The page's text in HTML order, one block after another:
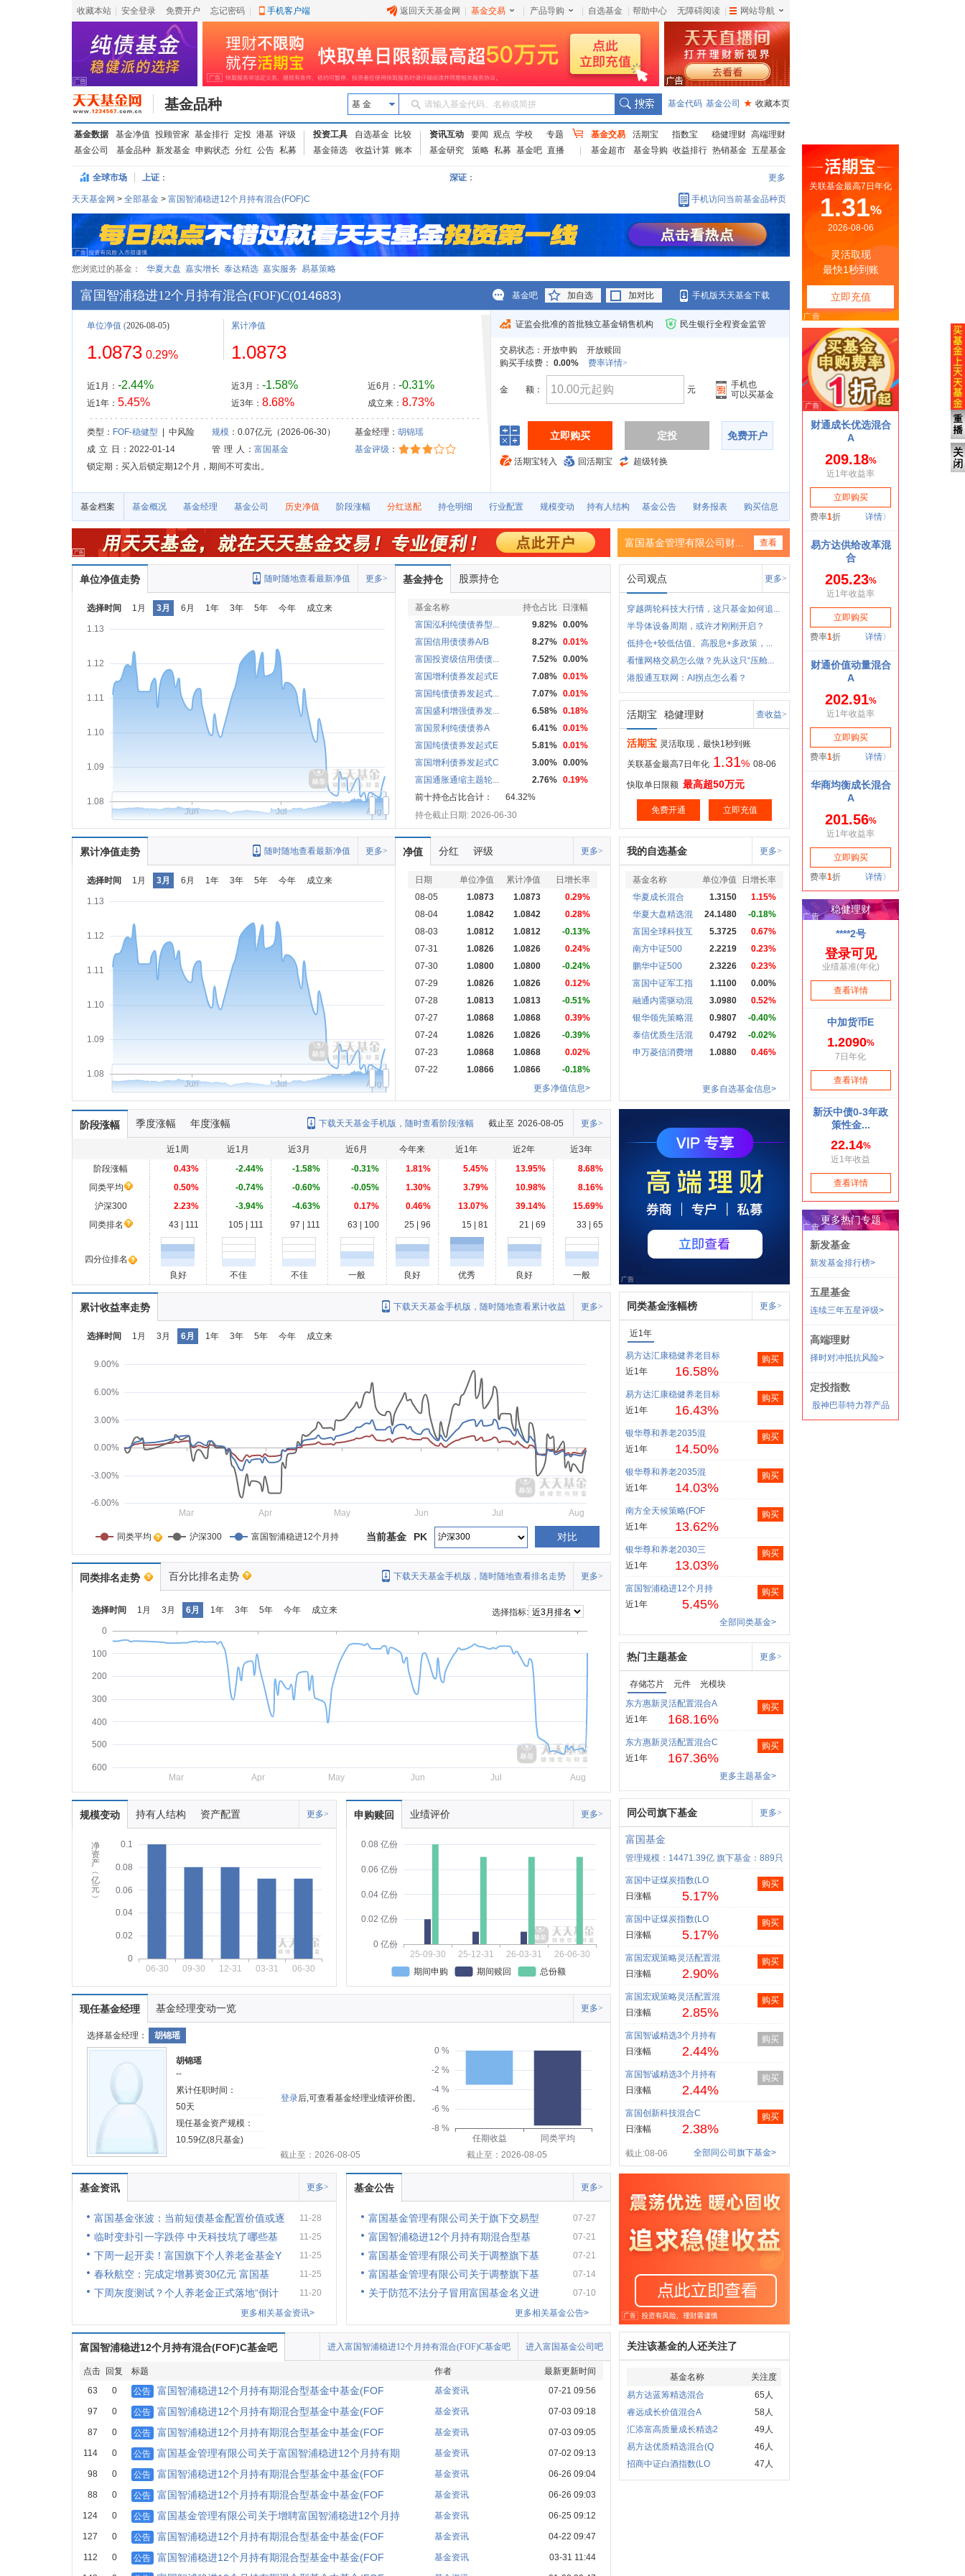
收藏本站 安全登录 免费开户 忘记密码 手机客户端 返回天天基金网 基金交易 产品导购 自选基金 帮助中心 无障碍阅读 网站导航
基金品种 基 金 请输入基金代码、名称或简拼 基金代码 基金公司 ★ 收藏本页
基金数据 基金净值 投顾管家 基金排行 定投 港基 评级
基金公司
基金品种 新发基金 申购状态 分红 公告 私募
投资工具 自选基金
比较
基金筛选
收益计算 账本
资讯互动 要闻 观点 学校
专题
基金研究
策略 私募 基金吧 直播
基金交易 活期宝 指数宝 稳健理财 高端理财
基金超市
基金导购 收益排行 热销基金 五星基金
全球市场 上证： 深证： 更多
天天基金网 > 全部基金 > 富国智浦稳进12个月持有混合(FOF)C 手机访问当前基金品种页
您浏览过的基金： 华夏大盘 嘉实增长 泰达精选 嘉实服务 易基策略
富国智浦稳进12个月持有混合(FOF)C(014683) 基金吧 加自选 加对比 手机版天天基金下载
单位净值 (2026-08-05)
1.0873 0.29%
近1月： -2.44%
近1年： 5.45%
累计净值
1.0873
近3月： -1.58%
近3年： 8.68%
近6月： -0.31%
成立来： 8.73%
类型： FOF-稳健型 | 中风险 规模：0.07亿元（2026-06-30） 基金经理： 胡锦瑶
成 立 日
：2022-01-14 管 理 人 ： 富国基金 基金评级 ：
锁定期：买入后锁定期12个月，期间不可卖出。
证监会批准的首批独立基金销售机构 民生银行全程资金监管
交易状态： 开放申购
开放赎回
购买手续费： 0.00% 费率详情>
金 额： 元
手机也
可以买基金
立即购买 定投 免费开户
活期宝转入 回活期宝 超级转换
基金档案 基金概况 基金经理 基金公司 历史净值 阶段涨幅 分红送配 持仓明细 行业配置 规模变动 持有人结构 基金公告 财务报表 购买信息
富国基金管理有限公司财... 查看
单位净值走势 更多>
随时随地查看最新净值
选择时间 1月 3月 6月 1年 3年 5年 今年 成立来
1.08
1.09
1.10
1.11
1.12
1.13
Jun Jul Aug
基金持仓 股票持仓
基金名称 持仓占比
日涨幅
富国泓利纯债债券型...
9.82% 0.00%
富国信用债债券A/B
8.27% 0.01%
富国投资级信用债债...
7.52% 0.00%
富国增利债券发起式E
7.08% 0.01%
富国纯债债券发起式...
7.07% 0.01%
富国盛利增强债券发...
6.58% 0.18%
富国景利纯债债券A
6.41% 0.01%
富国纯债债券发起式E
5.81% 0.01%
富国增利债券发起式C
3.00% 0.00%
富国通胀通缩主题轮...
2.76% 0.19%
前十持仓占比合计：
64.32%
持仓截止日期: 2026-06-30
公司观点 更多>
穿越两轮科技大行情，这只基金如何追...
半导体设备周期，或许才刚刚开启？
低持仓+较低估值、高股息+多政策，...
看懂网格交易怎么做？先从这只“压舱...
港股通互联网：AI拐点怎么看？
活期宝 稳健理财 查收益>
活期宝 灵活取现，最快1秒到账
关联基金最高7日年化 1.31% 08-06
快取单日限额 最高超50万元
免费开通 立即充值
累计净值走势 更多>
随时随地查看最新净值
选择时间 1月 3月 6月 1年 3年 5年 今年 成立来
1.08
1.09
1.10
1.11
1.12
1.13
Jun Jul Aug
净值 分红 评级 更多>
日期 单位净值 累计净值
日增长率
08-05
1.0873 1.0873
0.29%
08-04
1.0842 1.0842
0.28%
08-03
1.0812 1.0812
-0.13%
07-31
1.0826 1.0826
0.24%
07-30
1.0800 1.0800
-0.24%
07-29
1.0826 1.0826
0.12%
07-28
1.0813 1.0813
-0.51%
07-27
1.0868 1.0868
0.39%
07-24
1.0826 1.0826
-0.39%
07-23
1.0868 1.0868
0.02%
07-22
1.0866 1.0866
-0.18%
更多净值信息>
我的自选基金 更多>
基金名称 单位净值
日增长率
华夏成长混合
1.3150
1.15%
华夏大盘精选混
24.1480
-0.18%
富国全球科技互
5.3725
0.67%
南方中证500
2.2219
0.23%
鹏华中证500
2.3226
0.23%
富国中证军工指
1.1100
0.00%
融通内需驱动混
3.0980
0.52%
银华领先策略混
0.9807
-0.40%
泰信优质生活混
0.4792
-0.02%
申万菱信消费增
1.0880 0.46%
更多自选基金信息>
阶段涨幅 季度涨幅 年度涨幅 更多>
截止至 2026-08-05
下载天天基金手机版，随时查看阶段涨幅
近1周 近1月 近3月 近6月 今年来 近1年 近2年
近3年
阶段涨幅
0.43% -2.44% -1.58% -0.31% 1.81% 5.45% 13.95%
8.68%
同类平均
0.50% -0.74% -0.60% -0.05% 1.30% 3.79% 10.98%
8.16%
沪深300
2.23% -3.94% -4.63% 0.17% 0.46% 13.07% 39.14%
15.69%
同类排名
43 | 111 105 | 111 97 | 111 63 | 100 25 | 96 15 | 81 21 | 69 33 | 65
四分位排名
良好
不佳 不佳 一般 良好 优秀 良好 一般
累计收益率走势 更多>
下载天天基金手机版，随时随地查看累计收益
选择时间 1月 3月 6月 1年 3年 5年 今年 成立来
-6.00%
-3.00%
0.00%
3.00%
6.00%
9.00%
Mar Apr May Jun Jul Aug
同类平均 沪深300 富国智浦稳进12个月持 对比
PK
当前基金
同类排名走势 百分比排名走势 更多>
下载天天基金手机版，随时随地查看排名走势
选择时间 1月 3月 6月 1年 3年 5年 今年 成立来
选择指标:
0
100
200
300
400
500
600
Mar
Apr May Jun Jul Aug
规模变动 持有人结构 资产配置 更多>
净
资
产
︵
亿
元
︶
0
0.02
0.04
0.06
0.08
0.1
06-30 09-30 12-31 03-31 06-30
申购赎回 业绩评价 更多>
0 亿份
0.02 亿份
0.04 亿份
0.06 亿份
0.08 亿份
25-09-30 25-12-31 26-03-31
26-06-30
期间申购
期间赎回 总份额
现任基金经理 基金经理变动一览 更多>
选择基金经理： 胡锦瑶
胡锦瑶
--
累计任职时间：
50天
现任基金资产规模：
10.59亿(8只基金)
登录后,可查看基金经理业绩评价图。
-8 %
-6 %
-4 %
-2 %
0 %
任期收益
同类平均
截止至：2026-08-05
截止至：2026-08-05
基金资讯 更多>
富国基金张波：当前短债基金配置价值或逐 11-28
临时变卦引一字跌停 中天科技坑了哪些基 11-25
下周一起开卖！富国旗下个人养老金基金Y 11-25
春秋航空：完成定增募资30亿元 富国基 11-25
下周灰度测试？个人养老金正式落地“倒计
11-20
更多相关基金资讯>
基金公告 更多>
富国基金管理有限公司关于旗下交易型 07-27
富国智浦稳进12个月持有期混合型基 07-21
富国基金管理有限公司关于调整旗下基 07-21
富国基金管理有限公司关于调整旗下基 07-14
关于防范不法分子冒用富国基金名义进
07-10
更多相关基金公告>
富国智浦稳进12个月持有混合(FOF)C基金吧 进入富国基金公司吧
进入富国智浦稳进12个月持有混合(FOF)C基金吧
点击 回复 标题 作者
最新更新时间
63
0 公告 富国智浦稳进12个月持有期混合型基金中基金(FOF 基金资讯 07-21 09:56
97 0 公告 富国智浦稳进12个月持有期混合型基金中基金(FOF 基金资讯 07-03 09:18
87 0 公告 富国智浦稳进12个月持有期混合型基金中基金(FOF 基金资讯 07-03 09:05
114 0 公告 富国基金管理有限公司关于富国智浦稳进12个月持有期 基金资讯 07-02 09:13
98 0 公告 富国智浦稳进12个月持有期混合型基金中基金(FOF 基金资讯 06-26 09:04
88 0 公告 富国智浦稳进12个月持有期混合型基金中基金(FOF 基金资讯 06-26 09:03
124 0 公告 富国基金管理有限公司关于增聘富国智浦稳进12个月持 基金资讯 06-25 09:12
127 0 公告 富国智浦稳进12个月持有期混合型基金中基金(FOF 基金资讯 04-22 09:47
112 0 公告 富国智浦稳进12个月持有期混合型基金中基金(FOF 基金资讯 03-31 11:44
同类基金涨幅榜 更多>
近1年
易方达汇康稳健养老目标
近1年
16.58%
购买
易方达汇康稳健养老目标
近1年
16.43%
购买
银华尊和养老2035混
近1年
14.50%
购买
银华尊和养老2035混
近1年
14.03%
购买
南方全天候策略(FOF
近1年
13.62%
购买
银华尊和养老2030三
近1年
13.03%
购买
富国智浦稳进12个月持
近1年
5.45%
购买
全部同类基金>
热门主题基金 更多>
存储芯片 元件
光模块
东方惠新灵活配置混合A
近1年
168.16%
购买
东方惠新灵活配置混合C
近1年
167.36%
购买
更多主题基金>
同公司旗下基金 更多>
富国基金
管理规模：14471.39亿 旗下基金：889只
富国中证煤炭指数(LO
日涨幅
5.17%
购买
富国中证煤炭指数(LO
日涨幅
5.17%
购买
富国宏观策略灵活配置混
日涨幅
2.90%
购买
富国宏观策略灵活配置混
日涨幅
2.85%
购买
富国智诚精选3个月持有
日涨幅
2.44%
购买
富国智诚精选3个月持有
日涨幅
2.44%
购买
富国创新科技混合C
日涨幅
2.38%
购买
截止:08-06 全部同公司旗下基金>
关注该基金的人还关注了
基金名称
关注度
易方达蓝筹精选混合
65人
睿远成长价值混合A
58人
汇添富高质量成长精选2
49人
易方达优质精选混合(Q
46人
招商中证白酒指数(LO
47人